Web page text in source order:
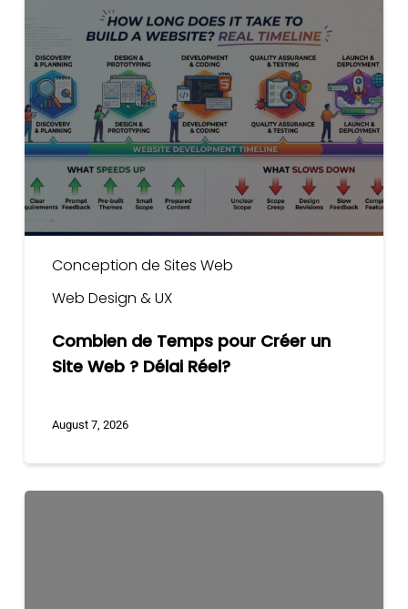
Conception de Sites Web
Web Design & UX
Temps
pour
Créer
un
Site
?
Réel?
Combien de Temps pour Créer un
Site Web ? Délai Réel?
August 7, 2026